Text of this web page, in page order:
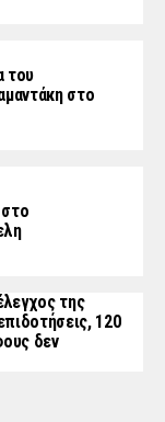
του
στο
στο
της
120
δεν